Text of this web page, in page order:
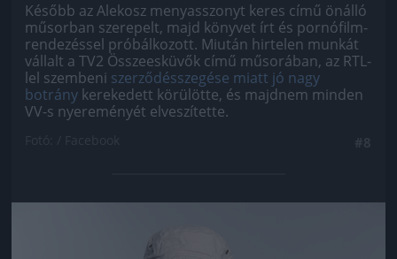
Később az Alekosz menyasszonyt keres című önálló
műsorban szerepelt, majd könyvet írt és pornófilm-
rendezéssel próbálkozott. Miután hirtelen munkát
vállalt a TV2 Összeesküvők című műsorában, az RTL-
lel szembeni szerződésszegése miatt jó nagy
botrány kerekedett körülötte, és majdnem minden
VV-s nyereményét elveszítette.